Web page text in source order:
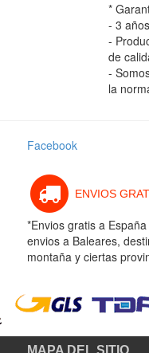
*
- 3
-
de
-
la
Facebook
ENVIOS
*Envios gratis a
envios a Baleares,
montaña y ciertas
MAPA DEL SITIO